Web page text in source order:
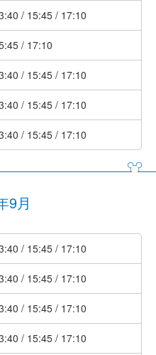
/ 15:45 / 17:10
/ 17:10
/ 15:45 / 17:10
/ 15:45 / 17:10
/ 15:45 / 17:10
9月
/ 15:45 / 17:10
/ 15:45 / 17:10
/ 15:45 / 17:10
/ 15:45 / 17:10